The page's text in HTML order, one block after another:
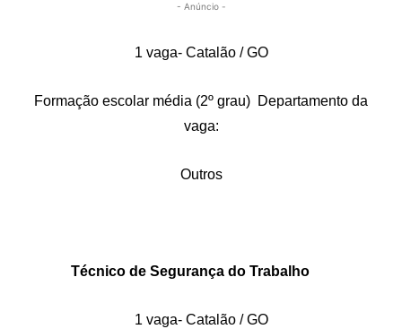
- Anúncio -
1 vaga- Catalão / GO
Formação escolar média (2º grau) Departamento da
vaga:
Outros
Técnico de Segurança do Trabalho
1 vaga- Catalão / GO